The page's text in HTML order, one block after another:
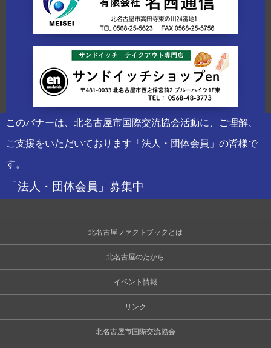
このバナーは、北名古屋市国際交流協会活動に、ご理解、
ご支援をいただいております「法人・団体会員」の皆様で
す。
「法人・団体会員」募集中
北名古屋ファクトブックとは
北名古屋のたから
イベント情報
リンク
北名古屋市国際交流協会